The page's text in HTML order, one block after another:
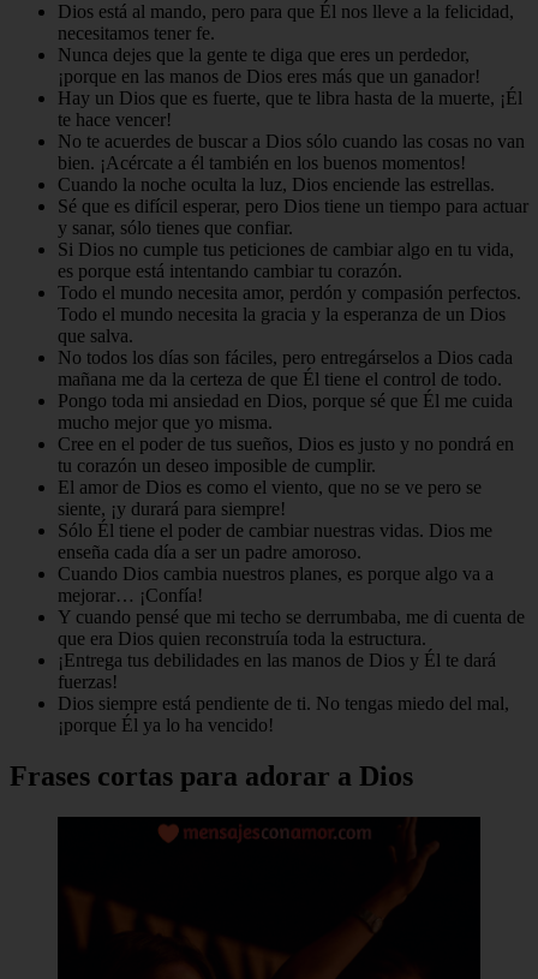
Dios está al mando, pero para que Él nos lleve a la felicidad,
necesitamos tener fe.
Nunca dejes que la gente te diga que eres un perdedor,
¡porque en las manos de Dios eres más que un ganador!
Hay un Dios que es fuerte, que te libra hasta de la muerte, ¡Él
te hace vencer!
No te acuerdes de buscar a Dios sólo cuando las cosas no van
bien. ¡Acércate a él también en los buenos momentos!
Cuando la noche oculta la luz, Dios enciende las estrellas.
Sé que es difícil esperar, pero Dios tiene un tiempo para actuar
y sanar, sólo tienes que confiar.
Si Dios no cumple tus peticiones de cambiar algo en tu vida,
es porque está intentando cambiar tu corazón.
Todo el mundo necesita amor, perdón y compasión perfectos.
Todo el mundo necesita la gracia y la esperanza de un Dios
que salva.
No todos los días son fáciles, pero entregárselos a Dios cada
mañana me da la certeza de que Él tiene el control de todo.
Pongo toda mi ansiedad en Dios, porque sé que Él me cuida
mucho mejor que yo misma.
Cree en el poder de tus sueños, Dios es justo y no pondrá en
tu corazón un deseo imposible de cumplir.
El amor de Dios es como el viento, que no se ve pero se
siente, ¡y durará para siempre!
Sólo Él tiene el poder de cambiar nuestras vidas. Dios me
enseña cada día a ser un padre amoroso.
Cuando Dios cambia nuestros planes, es porque algo va a
mejorar… ¡Confía!
Y cuando pensé que mi techo se derrumbaba, me di cuenta de
que era Dios quien reconstruía toda la estructura.
¡Entrega tus debilidades en las manos de Dios y Él te dará
fuerzas!
Dios siempre está pendiente de ti. No tengas miedo del mal,
¡porque Él ya lo ha vencido!
Frases cortas para adorar a Dios